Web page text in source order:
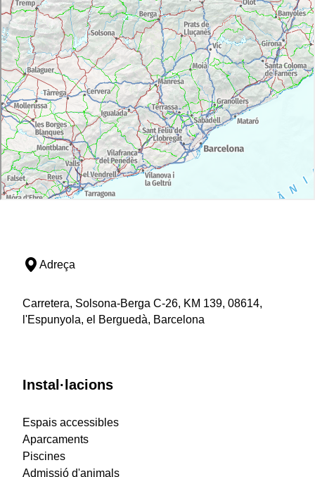
Adreça
Carretera, Solsona-Berga C-26, KM 139, 08614,
l'Espunyola, el Berguedà, Barcelona
Instal·lacions
Espais accessibles
Aparcaments
Piscines
Admissió d'animals